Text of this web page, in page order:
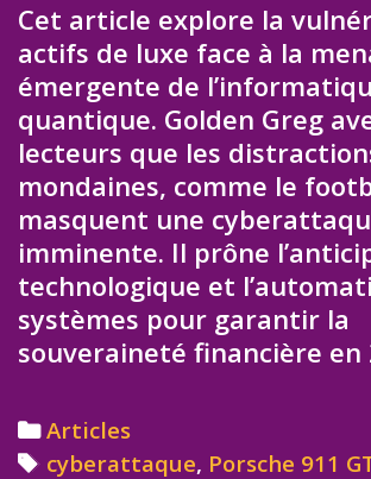
Cet article explore la
actifs de luxe face à la
émergente de
quantique. Golden Greg
lecteurs que les
mondaines, comme le
masquent une
imminente. Il prône
technologique et
systèmes pour garantir la
souveraineté financière en
Categories
Articles
Tags
cyberattaque, Porsche 911